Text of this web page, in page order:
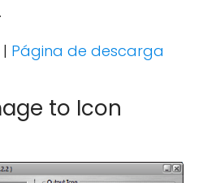
| Página de descarga
to Icon